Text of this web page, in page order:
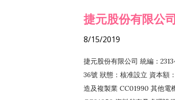
捷元股份有限公司
8/15/2019
捷元股份有限公司 統編：
36號 狀態：核准設立 資本額
造及複製業 CC01990 其他電